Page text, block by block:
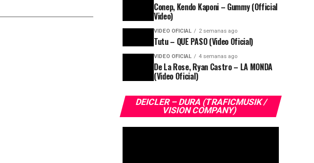
Conep, Kendo Kaponi – Gummy (Official
Video)
VIDEO OFICIAL 2 semanas ago
Tutu – QUE PASO (Video Oficial)
VIDEO OFICIAL 4 semanas ago
De La Rose, Ryan Castro – LA MONDA
(Video Oficial)
DEICLER – DURA (TRAFICMUSIK /
VISION COMPANY)